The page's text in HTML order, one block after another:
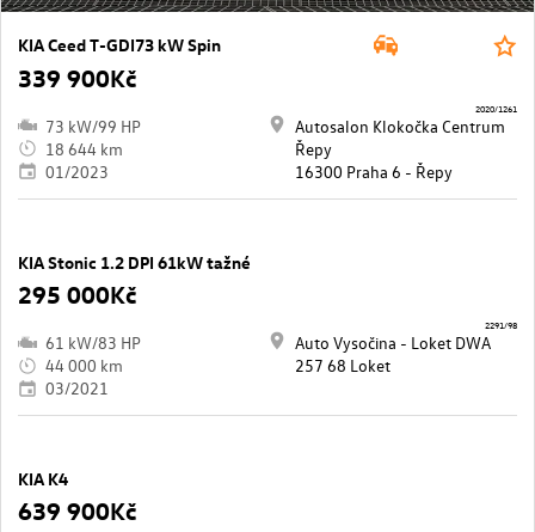
KIA Ceed T-GDI73 kW Spin
339 900Kč
73 kW/99 HP
18 644 km
01/2023
Autosalon Klokočka Centrum
Řepy
16300 Praha 6 - Řepy
2020/1261
KIA Stonic 1.2 DPI 61kW tažné
295 000Kč
61 kW/83 HP
44 000 km
03/2021
Auto Vysočina - Loket DWA
257 68 Loket
2291/98
KIA K4
639 900Kč